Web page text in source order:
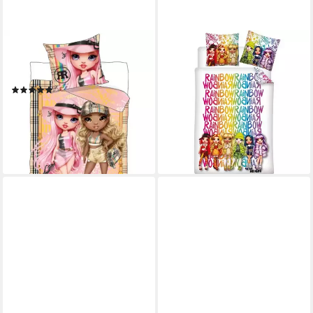
RAINBOW HIGH
Bettwäsche Rainbow High
Bettwäsche 140 x 200 cm
(2)
29,99 €
lieferbar - in 2-3 Werktagen bei dir
RAINBOW HIGH
Bettwäsche Set Poly-
Baumwolle Decke &
Kissenbezug 140x200 +
65x65 cm
49,95 €
lieferbar - in 4-5 Werktagen bei dir